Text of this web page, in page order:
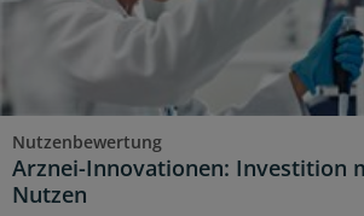
Nutzenbewertung
Arznei-Innovationen: Investition
Nutzen